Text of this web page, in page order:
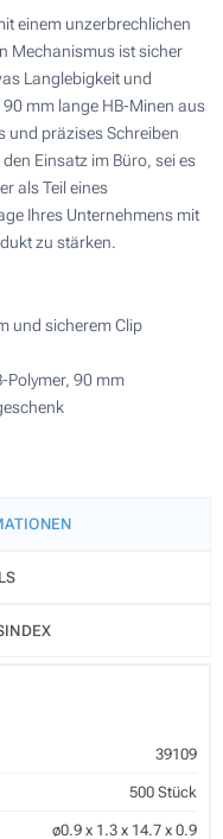
einem unzerbrechlichen
Mechanismus ist sicher
Langlebigkeit und
mm lange HB-Minen aus
und präzises Schreiben
Einsatz im Büro, sei es
als Teil eines
Ihres Unternehmens mit
zu stärken.
und sicherem Clip
Polymer, 90 mm
39109
500 Stück
ø0.9 x 1.3 x 14.7 x 0.9